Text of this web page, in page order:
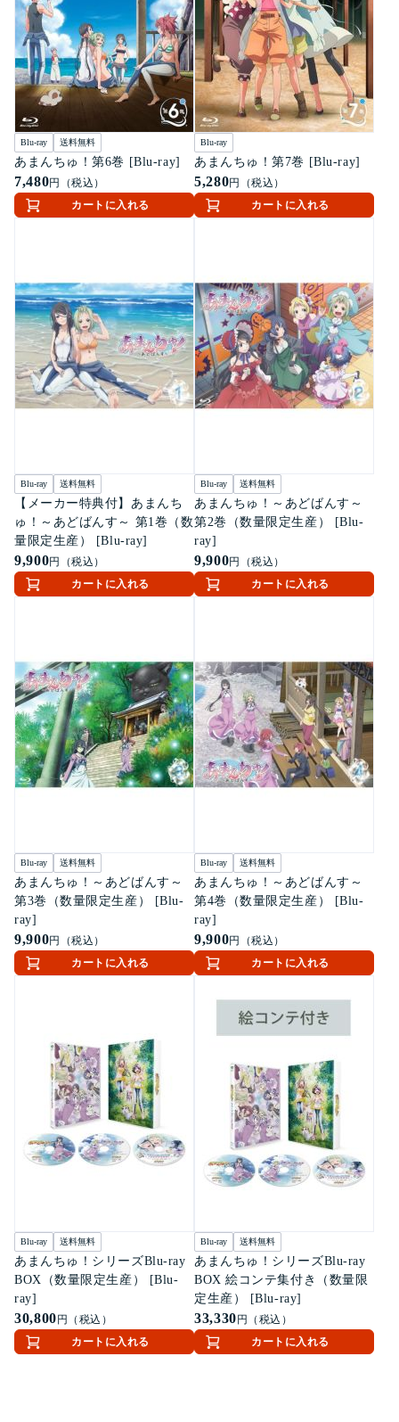
Blu-ray 送料無料
あまんちゅ！第6巻 [Blu-ray]
7,480円（税込）
カートに入れる
Blu-ray
あまんちゅ！第7巻 [Blu-ray]
5,280円（税込）
カートに入れる
Blu-ray 送料無料
【メーカー特典付】あまんち
ゅ！～あどばんす～ 第1巻（数
量限定生産） [Blu-ray]
9,900円（税込）
カートに入れる
Blu-ray 送料無料
あまんちゅ！～あどばんす～
第2巻（数量限定生産） [Blu-
ray]
9,900円（税込）
カートに入れる
Blu-ray 送料無料
あまんちゅ！～あどばんす～
第3巻（数量限定生産） [Blu-
ray]
9,900円（税込）
カートに入れる
Blu-ray 送料無料
あまんちゅ！～あどばんす～
第4巻（数量限定生産） [Blu-
ray]
9,900円（税込）
カートに入れる
Blu-ray 送料無料
あまんちゅ！シリーズBlu-ray
BOX（数量限定生産） [Blu-
ray]
30,800 円（税込）
カートに入れる
Blu-ray 送料無料
あまんちゅ！シリーズBlu-ray
BOX 絵コンテ集付き（数量限
定生産） [Blu-ray]
33,330 円（税込）
カートに入れる